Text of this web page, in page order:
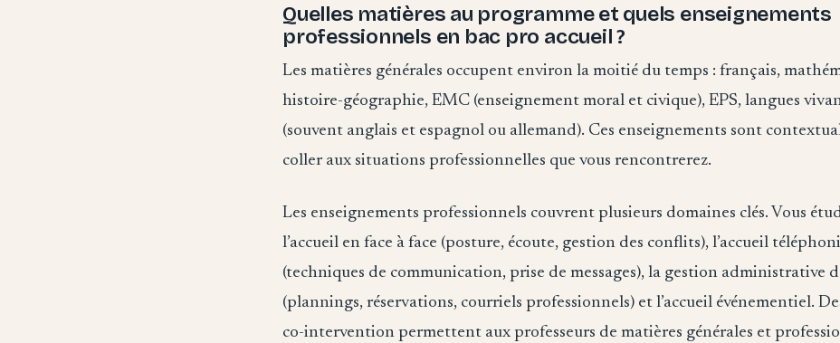
Quelles matières au programme et quels enseignements
professionnels en bac pro accueil ?
Les matières générales occupent environ la moitié du temps : français,
histoire-géographie, EMC (enseignement moral et civique), EPS, langues
(souvent anglais et espagnol ou allemand). Ces enseignements sont
coller aux situations professionnelles que vous rencontrerez.
Les enseignements professionnels couvrent plusieurs domaines clés. Vous
l’accueil en face à face (posture, écoute, gestion des conflits), l’accueil
(techniques de communication, prise de messages), la gestion administrative
(plannings, réservations, courriels professionnels) et l’accueil événementiel.
co-intervention permettent aux professeurs de matières générales et